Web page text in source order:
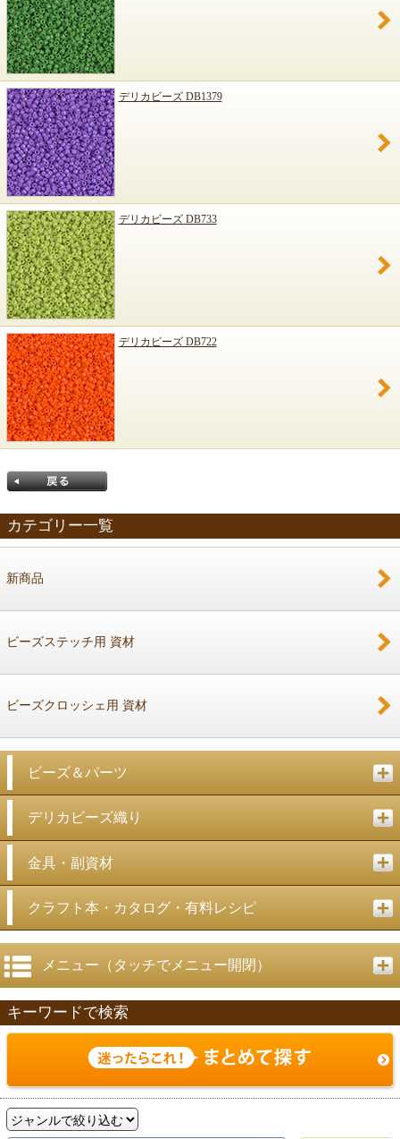
デリカビーズ DB1379
デリカビーズ DB733
デリカビーズ DB722
カテゴリー一覧
新商品
ビーズステッチ用 資材
ビーズクロッシェ用 資材
ビーズ＆パーツ
デリカビーズ織り
金具・副資材
クラフト本・カタログ・有料レシピ
メニュー（タッチでメニュー開閉）
キーワードで検索